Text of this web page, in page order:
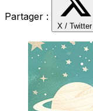
Partager :
X / Twitter